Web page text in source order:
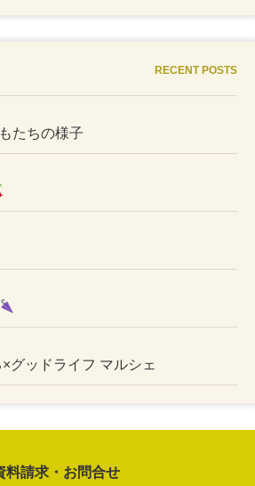
RECENT POSTS
たちの様子
×グッドライフ マルシェ
料請求・お問合せ